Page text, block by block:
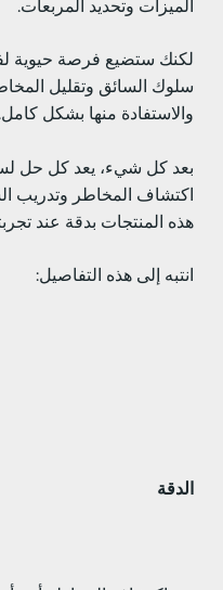
وتحديد المربعات.
ستضيع فرصة حيوية لفهم
السائق وتقليل المخاطر
منها بشكل كامل.
كل شيء، يعد كل حل
المخاطر وتدريب
المنتجات بدقة عند تجربتها
إلى هذه التفاصيل: